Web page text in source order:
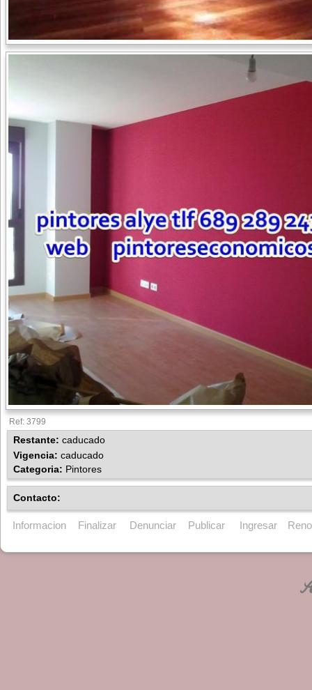
Ref: 3799
Restante: caducado
Vigencia: caducado
Categoria: Pintores
Contacto:
Informacion Finalizar Denunciar Publicar Ingresar